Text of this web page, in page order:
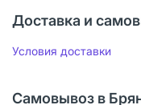
Доставка и
Условия доставки
Самовывоз в